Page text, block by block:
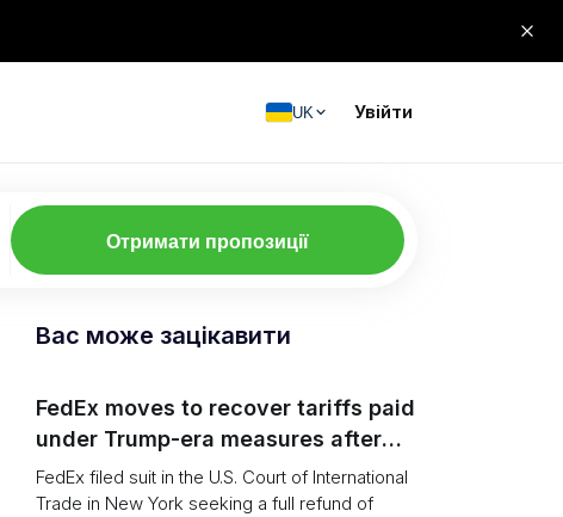
UK Увійти
Отримати пропозиції
Вас може зацікавити
FedEx moves to recover tariffs paid
under Trump-era measures after
Supreme Court decision
FedEx filed suit in the U.S. Court of International
Trade in New York seeking a full refund of